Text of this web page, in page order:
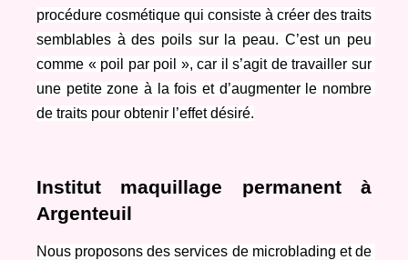
procédure cosmétique qui consiste à créer des traits
semblables à des poils sur la peau. C’est un peu
comme « poil par poil », car il s’agit de travailler sur
une petite zone à la fois et d’augmenter le nombre
de traits pour obtenir l’effet désiré.
Institut maquillage permanent à
Argenteuil
Nous proposons des services de microblading et de